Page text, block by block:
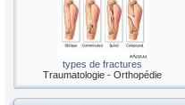
types de fractures
Traumatologie - Orthopédie